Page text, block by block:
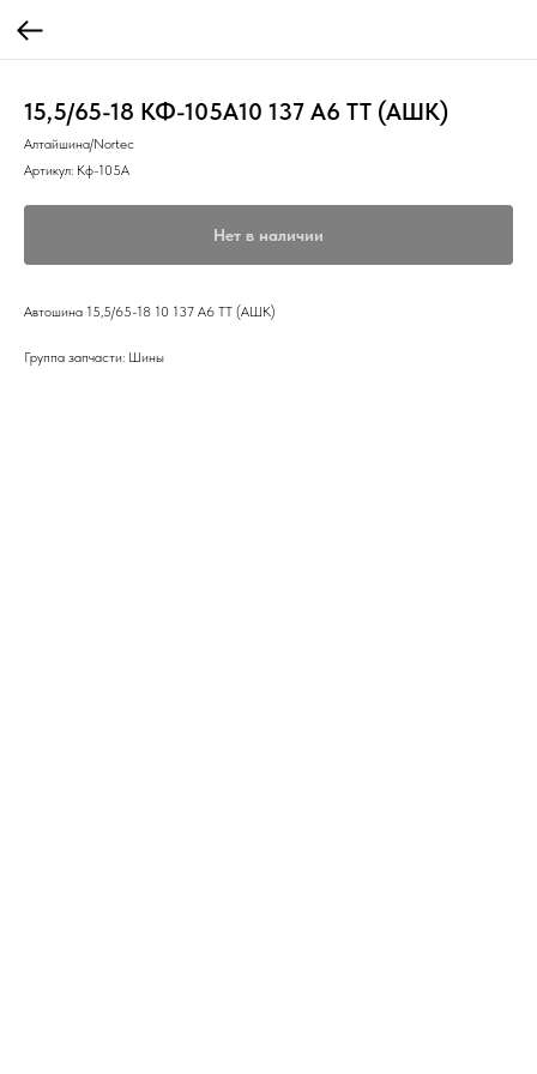
15,5/65-18 КФ-105А10 137 A6 TT (АШК)
Алтайшина/Nortec
Артикул: Кф-105А
Нет в наличии
Автошина 15,5/65-18 10 137 A6 TT (АШК)
Группа запчасти: Шины